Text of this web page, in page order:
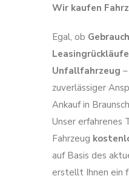
Wir kaufen
Egal, ob
Unfallfahrzeug
zuverlässiger
Ankauf in
Unser
Fahrzeug
auf Basis des
erstellt Ihnen ein